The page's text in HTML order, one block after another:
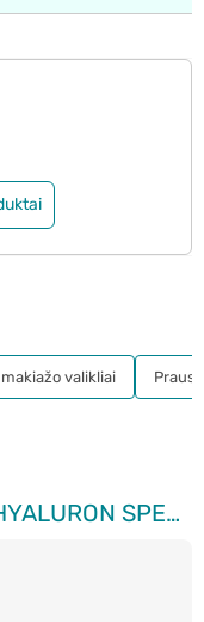
Atsiliepimai L′ORÉAL PARIS, HYALURON SPECIALIST, naktinis kremas-kaukė, 50 ml
valikliai